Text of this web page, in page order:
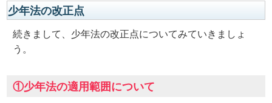
少年法の改正点
続きまして、少年法の改正点についてみていきましょ
う。
①少年法の適用範囲について